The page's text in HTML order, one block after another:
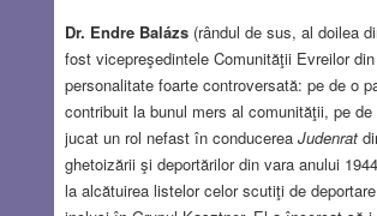
Dr. Endre Balázs(rândul de sus, al doilea
fost vicepreşedintele Comunităţii Evreilor
personalitate foarte controversată: pe de o
contribuit la bunul mers al comunităţii, pe
jucat un rol nefast în conducerea Judenrat
ghetoizării şi deportărilor din vara anului
la alcătuirea listelor celor scutiţi de